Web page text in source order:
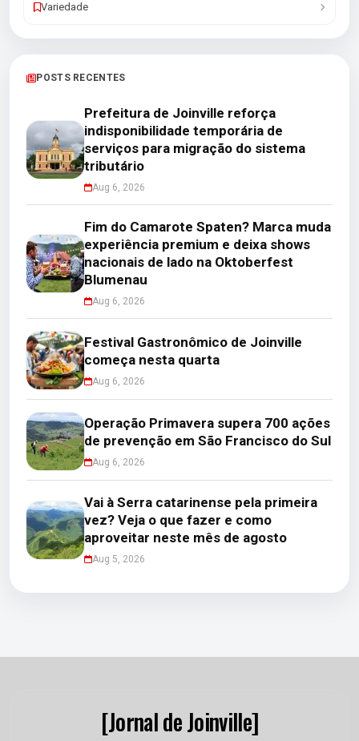
Variedade
POSTS RECENTES
Prefeitura de Joinville reforça
indisponibilidade temporária de
serviços para migração do sistema
tributário
Aug 6, 2026
Fim do Camarote Spaten? Marca muda
experiência premium e deixa shows
nacionais de lado na Oktoberfest
Blumenau
Aug 6, 2026
Festival Gastronômico de Joinville
começa nesta quarta
Aug 6, 2026
Operação Primavera supera 700 ações
de prevenção em São Francisco do Sul
Aug 6, 2026
Vai à Serra catarinense pela primeira
vez? Veja o que fazer e como
aproveitar neste mês de agosto
Aug 5, 2026
[Jornal de Joinville]